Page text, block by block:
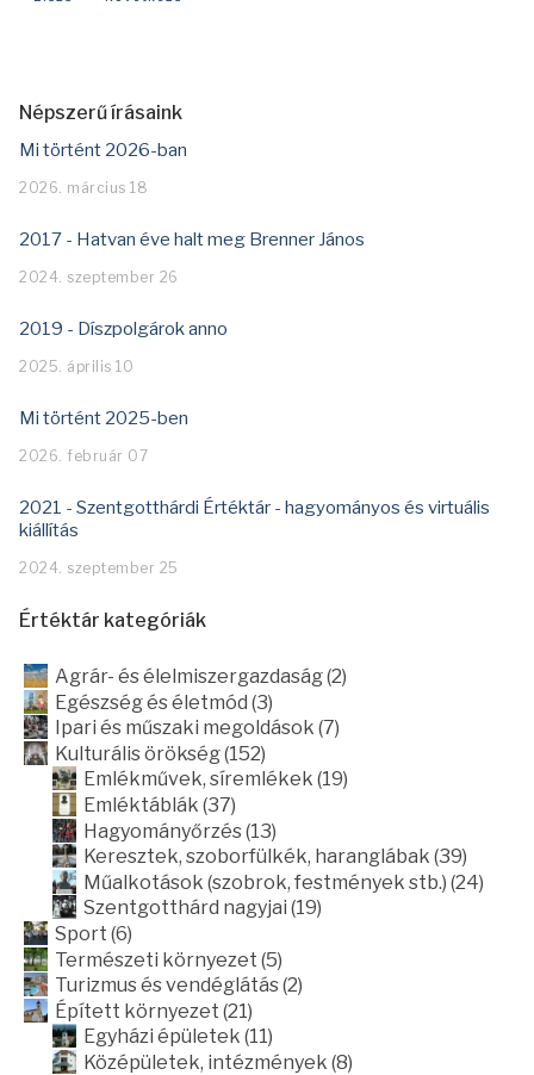
Népszerű írásaink
Mi történt 2026-ban
2026. március 18
2017 - Hatvan éve halt meg Brenner János
2024. szeptember 26
2019 - Díszpolgárok anno
2025. április 10
Mi történt 2025-ben
2026. február 07
2021 - Szentgotthárdi Értéktár - hagyományos és virtuális
kiállítás
2024. szeptember 25
Értéktár kategóriák
Agrár- és élelmiszergazdaság (2)
Egészség és életmód (3)
Ipari és műszaki megoldások (7)
Kulturális örökség (152)
Emlékművek, síremlékek (19)
Emléktáblák (37)
Hagyományőrzés (13)
Keresztek, szoborfülkék, haranglábak (39)
Műalkotások (szobrok, festmények stb.) (24)
Szentgotthárd nagyjai (19)
Sport (6)
Természeti környezet (5)
Turizmus és vendéglátás (2)
Épített környezet (21)
Egyházi épületek (11)
Középületek, intézmények (8)